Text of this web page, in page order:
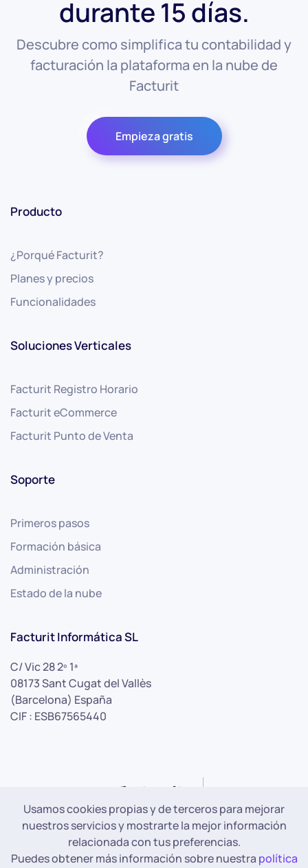
durante 15 días.
Descubre como simplifica tu contabilidad y
facturación la plataforma en la nube de
Facturit
Empieza gratis
Producto
¿Porqué Facturit?
Planes y precios
Funcionalidades
Soluciones Verticales
Facturit Registro Horario
Facturit eCommerce
Facturit Punto de Venta
Soporte
Primeros pasos
Formación básica
Administración
Estado de la nube
Facturit Informática SL
C/ Vic 28 2º 1ª
08173 Sant Cugat del Vallès
(Barcelona) España
CIF : ESB67565440
Copyright ©2026Facturit Informática S.L.
Usamos cookies propias y de terceros para mejorar
nuestros servicios y mostrarte la mejor información
relacionada con tus preferencias.
Puedes obtener más información sobre nuestra política